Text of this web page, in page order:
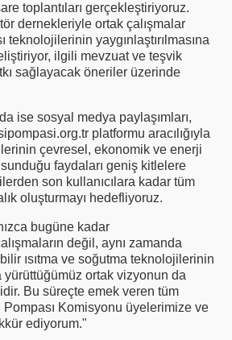
toplantıları gerçekleştiriyoruz.
dernekleriyle ortak çalışmalar
teknolojilerinin yaygınlaştırılmasına
ilgili mevzuat ve teşvik
sağlayacak öneriler üzerinde
ise sosyal medya paylaşımları,
platformu aracılığıyla
çevresel, ekonomik ve enerji
faydaları geniş kitlelere
son kullanıcılara kadar tüm
oluşturmayı hedefliyoruz.
bugüne kadar
değil, aynı zamanda
ısıtma ve soğutma teknolojilerinin
yürüttüğümüz ortak vizyonun da
Bu süreçte emek veren tüm
Pompası Komisyonu üyelerimize ve
ediyorum."